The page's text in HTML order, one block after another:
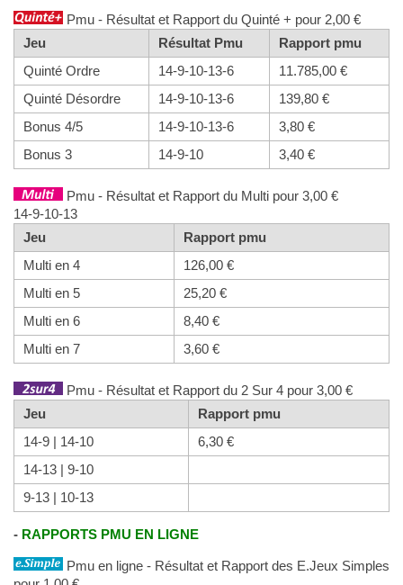
Pmu - Résultat et Rapport du Quinté + pour 2,00 €
Jeu
Résultat Pmu
Rapport pmu
Quinté Ordre
14-9-10-13-6
11.785,00 €
Quinté Désordre
14-9-10-13-6
139,80 €
Bonus 4/5
14-9-10-13-6
3,80 €
Bonus 3
14-9-10 3,40 €
Pmu - Résultat et Rapport du Multi pour 3,00 €
14-9-10-13
Jeu
Rapport pmu
Multi en 4
126,00 €
Multi en 5
25,20 €
Multi en 6
8,40 €
Multi en 7
3,60 €
Pmu - Résultat et Rapport du 2 Sur 4 pour 3,00 €
Jeu
Rapport pmu
14-9 | 14-10
6,30 €
14-13 | 9-10
9-13 | 10-13
- RAPPORTS PMU EN LIGNE
Pmu en ligne - Résultat et Rapport des E.Jeux Simples